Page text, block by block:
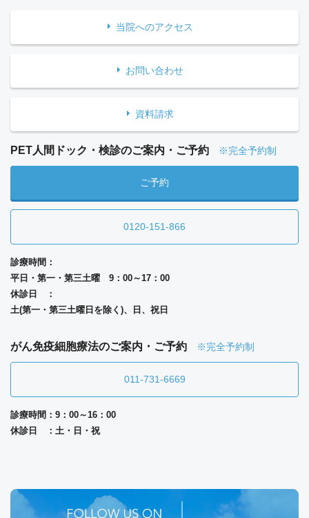
当院へのアクセス
お問い合わせ
資料請求
PET人間ドック・検診のご案内・ご予約 ※完全予約制
ご予約
0120-151-866
診療時間：
平日・第一・第三土曜 9：00～17：00
休診日 ：
土(第一・第三土曜日を除く)、日、祝日
がん免疫細胞療法のご案内・ご予約 ※完全予約制
011-731-6669
診療時間：9：00～16：00
休診日 ：土・日・祝